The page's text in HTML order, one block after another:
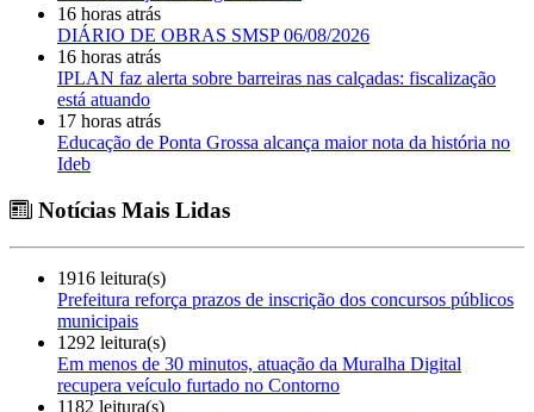
16 horas atrás
DIÁRIO DE OBRAS SMSP 06/08/2026
16 horas atrás
IPLAN faz alerta sobre barreiras nas calçadas: fiscalização
está atuando
17 horas atrás
Educação de Ponta Grossa alcança maior nota da história no
Ideb
Notícias Mais Lidas
1916 leitura(s)
Prefeitura reforça prazos de inscrição dos concursos públicos
municipais
1292 leitura(s)
Em menos de 30 minutos, atuação da Muralha Digital
recupera veículo furtado no Contorno
1182 leitura(s)